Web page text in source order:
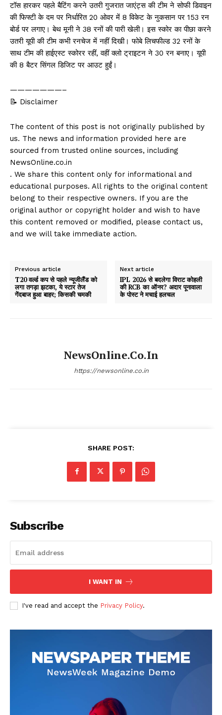
टॉस हारकर पहले बैटिंग करने उतरी गुजरात जाएंट्स की टीम ने सोफी डिवाइन
की फिफ्टी के दम पर निर्धारित 20 ओवर में 8 विकेट के नुकसान पर 153 रन
बोर्ड पर लगाए। बेथ मूनी ने 38 रनों की पारी खेली। इस स्कोर का पीछा करने
उतरी यूपी की टीम कभी रनचेज में नहीं दिखी। फोबे लिचफील्ड 32 रनों के
साथ टीम की हाईएस्ट स्कोरर रहीं, वहीं क्लो ट्राइटन ने 30 रन बनाए। यूपी
की 8 बैटर सिंगल डिजिट पर आउट हुईं।
———————–
📝 Disclaimer
The content of this post is not originally published by
us. The news and information provided here are
sourced from trusted online sources, including
NewsOnline.co.in
. We share this content only for informational and
educational purposes. All rights to the original content
belong to their respective owners. If you are the
original author or copyright holder and wish to have
this content removed or modified, please contact us,
and we will take immediate action.
Previous article
T20 वर्ल्ड कप से पहले न्यूजीलैंड को
लगा तगड़ा झटका, ये स्टार तेज
गेंदबाज हुआ बाहर; किसकी चमकी
Next article
IPL 2026 से बदलेगा विराट कोहली
की RCB का ऑनर? अदार पूनावाला
के पोस्ट ने मचाई हलचल
NewsOnline.co.in
https://newsonline.co.in
SHARE POST:
Subscribe
I WANT IN
I've read and accept the Privacy Policy.